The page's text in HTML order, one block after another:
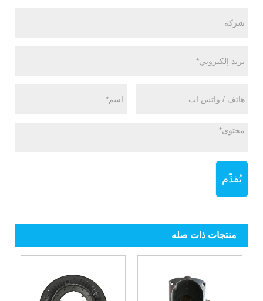
يُقدِّم
منتجات ذات صله